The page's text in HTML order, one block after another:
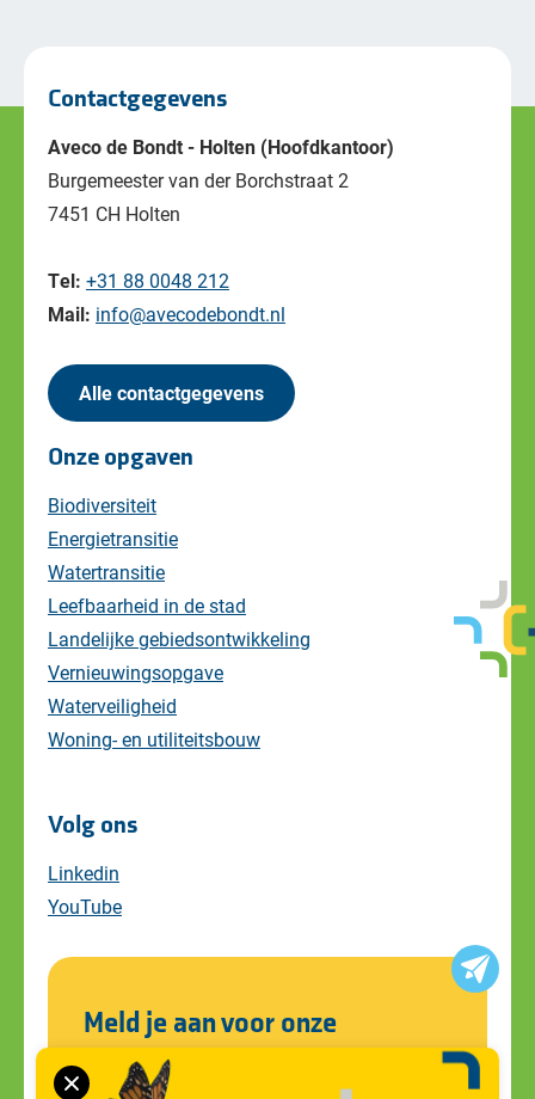
Contactgegevens
Aveco de Bondt - Holten (Hoofdkantoor)
Burgemeester van der Borchstraat 2
7451 CH Holten
Tel: +31 88 0048 212
Mail: info@avecodebondt.nl
Alle contactgegevens
Onze opgaven
Biodiversiteit
Energietransitie
Watertransitie
Leefbaarheid in de stad
Landelijke gebiedsontwikkeling
Vernieuwingsopgave
Waterveiligheid
Woning- en utiliteitsbouw
Volg ons
Linkedin
YouTube
Meld je aan voor onze
nieuwsbrief